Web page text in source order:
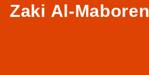
Zaki Al-Maboren